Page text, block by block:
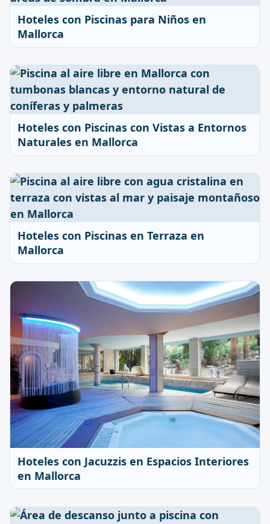
Hoteles con Piscinas para Niños en
Mallorca
Hoteles con Piscinas con Vistas a Entornos
Naturales en Mallorca
Hoteles con Piscinas en Terraza en
Mallorca
Hoteles con Jacuzzis en Espacios Interiores
en Mallorca